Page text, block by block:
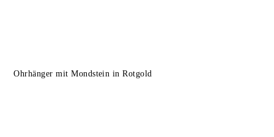
Ohrhänger mit Mondstein in Rotgold